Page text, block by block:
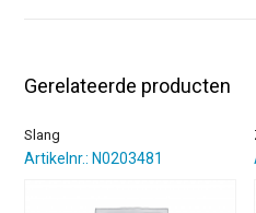
Gerelateerde producten
Slang
Artikelnr.: N0203481